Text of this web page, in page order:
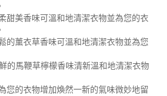
甜美香味可溫和地清潔衣物並為您的衣
的薰衣草香味可溫和地清潔衣物並為您
的馬鞭草檸檬香味清新溫和地清潔衣物
您的衣物增加煥然一新的氣味微妙地留